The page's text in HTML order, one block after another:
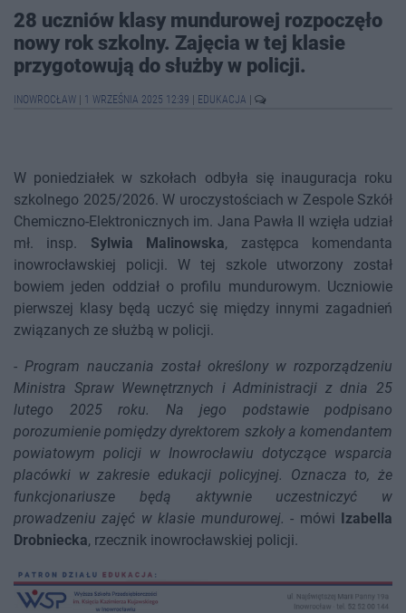
28 uczniów klasy mundurowej rozpoczęło
nowy rok szkolny. Zajęcia w tej klasie
przygotowują do służby w policji.
INOWROCŁAW 1 WRZEŚNIA 2025 12:39 EDUKACJA
W poniedziałek w szkołach odbyła się inauguracja roku
szkolnego 2025/2026. W uroczystościach w Zespole Szkół
Chemiczno-Elektronicznych im. Jana Pawła II wzięła udział
mł. insp. Sylwia Malinowska, zastępca komendanta
inowrocławskiej policji. W tej szkole utworzony został
bowiem jeden oddział o profilu mundurowym. Uczniowie
pierwszej klasy będą uczyć się między innymi zagadnień
związanych ze służbą w policji.
- Program nauczania został określony w rozporządzeniu
Ministra Spraw Wewnętrznych i Administracji z dnia 25
lutego 2025 roku. Na jego podstawie podpisano
porozumienie pomiędzy dyrektorem szkoły a komendantem
powiatowym policji w Inowrocławiu dotyczące wsparcia
placówki w zakresie edukacji policyjnej. Oznacza to, że
funkcjonariusze będą aktywnie uczestniczyć w
prowadzeniu zajęć w klasie mundurowej. - mówi
Izabella
Drobniecka, rzecznik inowrocławskiej policji.